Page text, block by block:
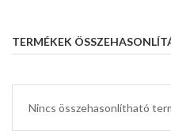
TERMÉKEK
Nincs összehasonlítható